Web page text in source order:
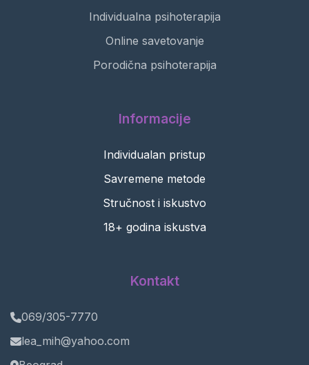
Individualna psihoterapija
Online savetovanje
Porodična psihoterapija
Informacije
Individualan pristup
Savremene metode
Stručnost i iskustvo
18+ godina iskustva
Kontakt
069/305-7770
lea_mih@yahoo.com